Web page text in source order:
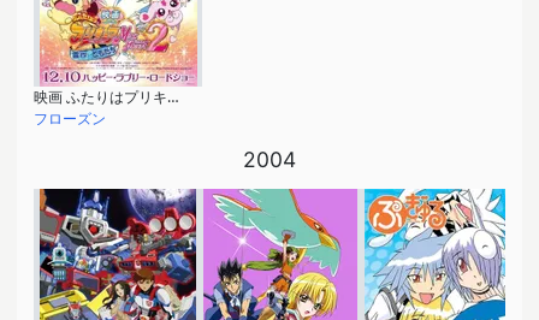
映画 ふたりはプリキュア Max Heart 2 雪空のともだち
フローズン
2004